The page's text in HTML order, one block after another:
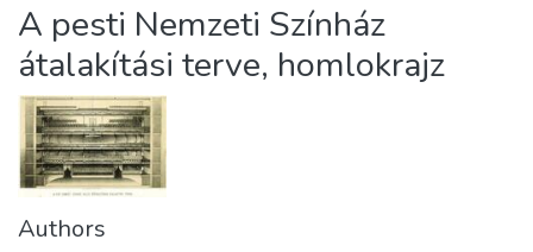
Statistics
About us
A pesti Nemzeti Színház
átalakítási terve, homlokrajz
Authors